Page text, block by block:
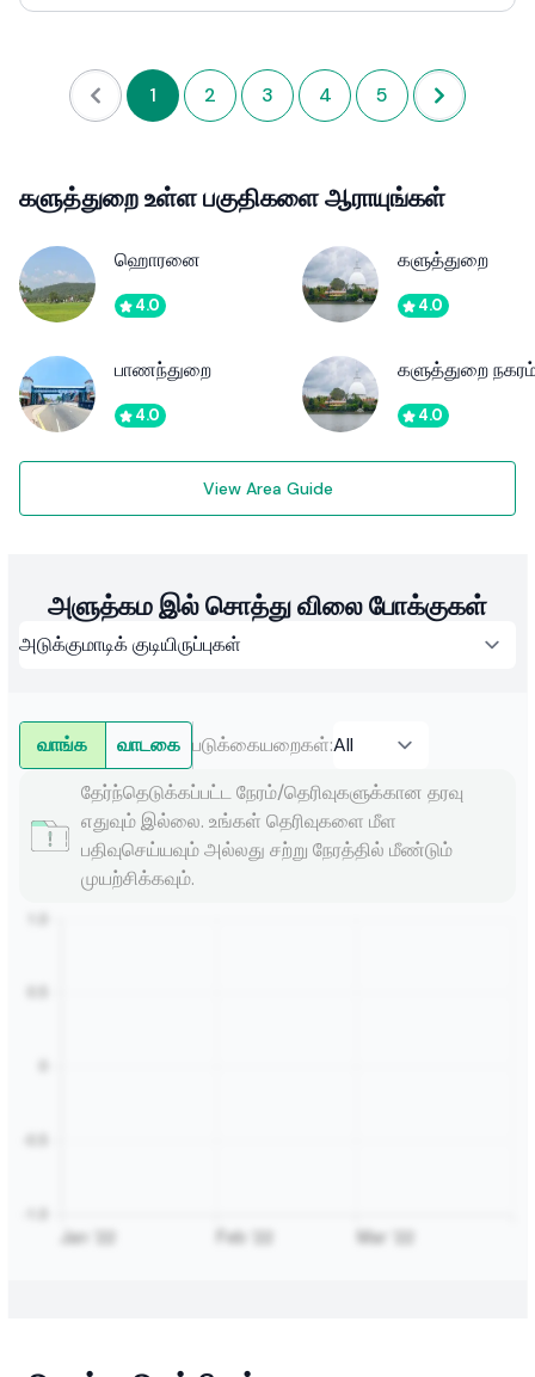
1 2 3 4 5
களுத்துறை உள்ள பகுதிகளை ஆராயுங்கள்
ஹொரனை
4.0
களுத்துறை
4.0
பாணந்துறை
4.0
களுத்துறை
4.0
View Area Guide
அளுத்கம இல் சொத்து விலை போக்குகள்
வாங்க வாடகை படுக்கையறைகள்:
தேர்ந்தெடுக்கப்பட்ட நேரம்/தெரிவுகளுக்கான தரவு
எதுவும் இல்லை. உங்கள் தெரிவுகளை மீள
பதிவுசெய்யவும் அல்லது சற்று நேரத்தில் மீண்டும்
முயற்சிக்கவும்.